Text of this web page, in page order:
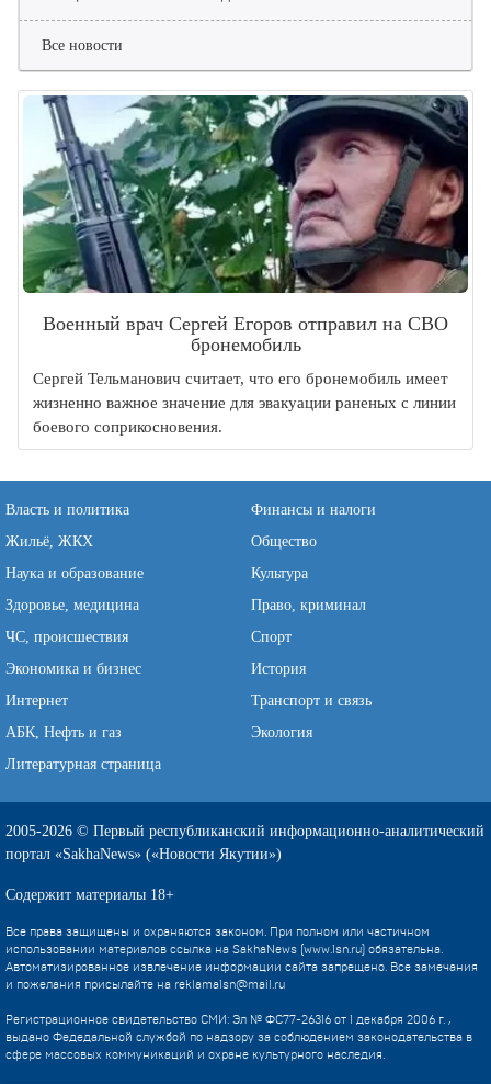
Все новости
Военный врач Сергей Егоров отправил на СВО
бронемобиль
Сергей Тельманович считает, что его бронемобиль имеет
жизненно важное значение для эвакуации раненых с линии
боевого соприкосновения.
Власть и политика
Финансы и налоги
Жильё, ЖКХ
Общество
Наука и образование
Культура
Здоровье, медицина
Право, криминал
ЧС, происшествия
Спорт
Экономика и бизнес
История
Интернет
Транспорт и связь
АБК, Нефть и газ
Экология
Литературная страница
2005-2026 © Первый республиканский информационно-аналитический
портал «SakhaNews» («Новости Якутии»)
Содержит материалы 18+
Все права защищены и охраняются законом. При полном или частичном
использовании материалов ссылка на SakhaNews (www.1sn.ru) обязательна.
Автоматизированное извлечение информации сайта запрещено. Все замечания
и пожелания присылайте на reklama1sn@mail.ru
Регистрационное свидетельство СМИ: Эл № ФС77-26316 от 1 декабря 2006 г. ,
выдано Федедальной службой по надзору за соблюдением законодательства в
сфере массовых коммуникаций и охране культурного наследия.